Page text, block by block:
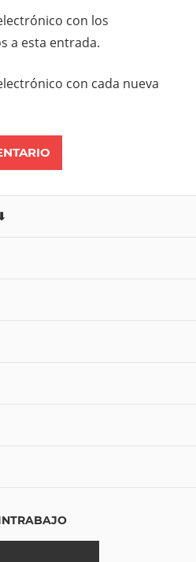
con los
a esta entrada.
con cada nueva